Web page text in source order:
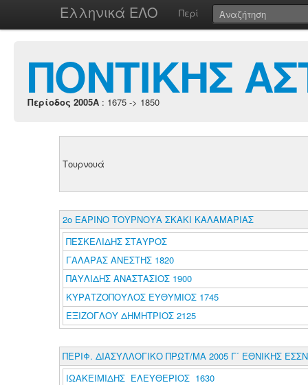
Ελληνικά ΕΛΟ Περί
ΠΟΝΤΙΚΗΣ
Περίοδος 2005A : 1675 -> 1850
Τουρνουά
2ο ΕΑΡΙΝΟ ΤΟΥΡΝΟΥΑ ΣΚΑΚΙ ΚΑΛΑΜΑΡΙΑΣ
ΠΕΣΚΕΛΙΔΗΣ ΣΤΑΥΡΟΣ
ΓΑΛΑΡΑΣ ΑΝΕΣΤΗΣ 1820
ΠΑΥΛΙΔΗΣ ΑΝΑΣΤΑΣΙΟΣ 1900
ΚΥΡΑΤΖΟΠΟΥΛΟΣ ΕΥΘΥΜΙΟΣ 1745
ΕΞΙΖΟΓΛΟΥ ΔΗΜΗΤΡΙΟΣ 2125
ΠΕΡΙΦ. ΔΙΑΣΥΛΛΟΓΙΚΟ ΠΡΩΤ/ΜΑ 2005 Γ΄ ΕΘΝΙΚΗΣ
ΙΩΑΚΕΙΜΙΔΗΣ ΕΛΕΥΘΕΡΙΟΣ 1630